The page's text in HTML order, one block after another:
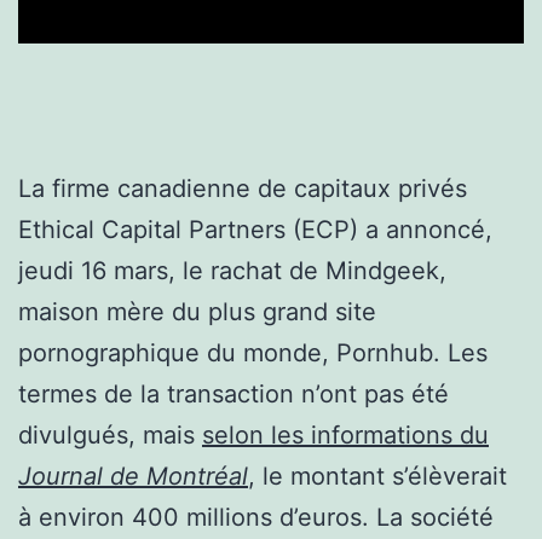
La firme canadienne de capitaux privés
Ethical Capital Partners (ECP) a annoncé,
jeudi 16 mars, le rachat de Mindgeek,
maison mère du plus grand site
pornographique du monde, Pornhub. Les
termes de la transaction n’ont pas été
divulgués, mais selon les informations du
Journal de Montréal, le montant s’élèverait
à environ 400 millions d’euros. La société